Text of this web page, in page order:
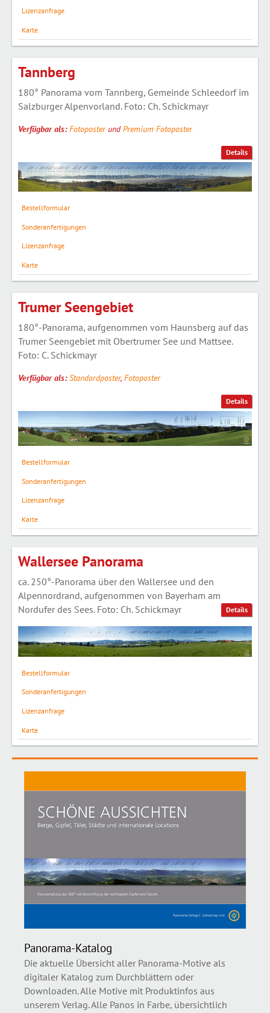
Lizenzanfrage
Karte
Details
Tannberg
180° Panorama vom Tannberg, Gemeinde Schleedorf im
Salzburger Alpenvorland. Foto: Ch. Schickmayr
Verfügbar als:FotoposterundPremium Fotoposter
Bestellformular
Sonderanfertigungen
Lizenzanfrage
Karte
Details
Trumer Seengebiet
180°-Panorama, aufgenommen vom Haunsberg auf das
Trumer Seengebiet mit Obertrumer See und Mattsee.
Foto: C. Schickmayr
Verfügbar als:Standardposter, Fotoposter
Bestellformular
Sonderanfertigungen
Lizenzanfrage
Karte
Details
Wallersee Panorama
ca. 250°-Panorama über den Wallersee und den
Alpennordrand, aufgenommen von Bayerham am
Nordufer des Sees. Foto: Ch. Schickmayr
Bestellformular
Sonderanfertigungen
Lizenzanfrage
Karte
Panorama-Katalog
Die aktuelle Übersicht aller Panorama-Motive als
digitaler Katalog zum Durchblättern oder
Downloaden. Alle Motive mit Produktinfos aus
unserem Verlag. Alle Panos in Farbe, übersichtlich